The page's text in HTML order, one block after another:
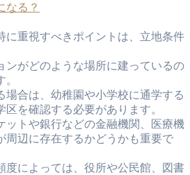
なる？
に重視すべきポイントは、立地条件
ンがどのような場所に建っているの
場合は、幼稚園や小学校に通学する
を確認する必要があります。
ットや銀行などの金融機関、医療機
周辺に存在するかどうかも重要で
度によっては、役所や公民館、図書